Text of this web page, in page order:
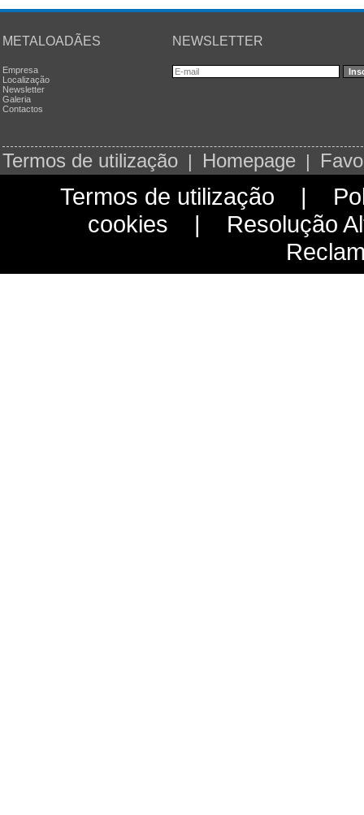
METALOADÃES
Empresa
Localização
Newsletter
Galeria
Contactos
NEWSLETTER
Termos de utilização| Homepage|
Termos de utilização |
cookies | Resolução